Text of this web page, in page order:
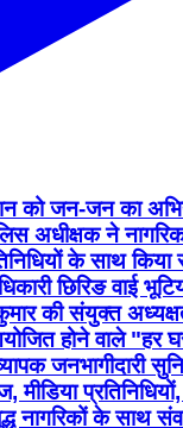
को जन-जन का
अधीक्षक ने
के साथ
छिरिङ वाई
की संयुक्त
होने वाले "हर
जनभागीदारी
मीडिया
नागरिकों के साथ